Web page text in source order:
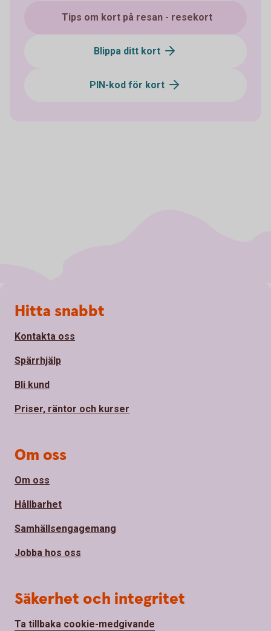
Tips om kort på resan - resekort
Blippa ditt kort
PIN-kod för kort
Sidfot
Hitta snabbt
Kontakta oss
Spärrhjälp
Bli kund
Priser, räntor och kurser
Om oss
Om oss
Hållbarhet
Samhällsengagemang
Jobba hos oss
Säkerhet och integritet
Ta tillbaka cookie-medgivande